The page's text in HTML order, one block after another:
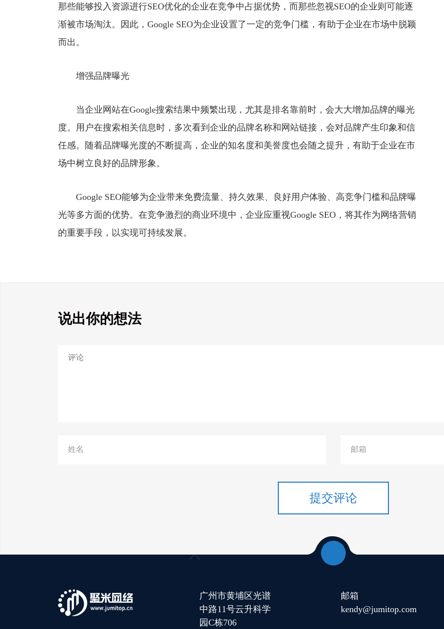
那些能够投入资源进行SEO优化的企业在竞争中占据优势，而那些忽视SEO的企业则可能逐
渐被市场淘汰。因此，Google SEO为企业设置了一定的竞争门槛，有助于企业在市场中脱颖
而出。
增强品牌曝光
当企业网站在Google搜索结果中频繁出现，尤其是排名靠前时，会大大增加品牌的曝光
度。用户在搜索相关信息时，多次看到企业的品牌名称和网站链接，会对品牌产生印象和信
任感。随着品牌曝光度的不断提高，企业的知名度和美誉度也会随之提升，有助于企业在市
场中树立良好的品牌形象。
Google SEO能够为企业带来免费流量、持久效果、良好用户体验、高竞争门槛和品牌曝
光等多方面的优势。在竞争激烈的商业环境中，企业应重视Google SEO，将其作为网络营销
的重要手段，以实现可持续发展。
说出你的想法
提交评论
广州市黄埔区光谱
中路11号云升科学
园C栋706
邮箱
kendy@jumitop.com